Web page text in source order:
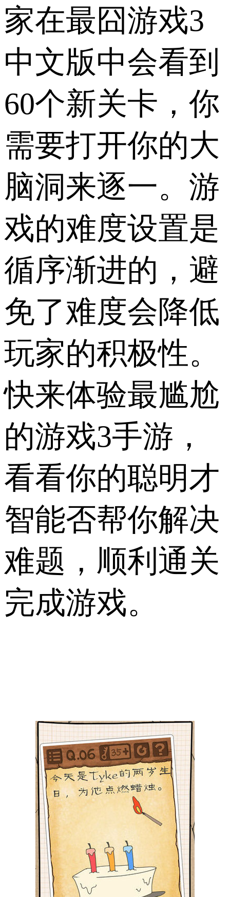
家在最囧游戏3
中文版中会看到
60个新关卡，你
需要打开你的大
脑洞来逐一。游
戏的难度设置是
循序渐进的，避
免了难度会降低
玩家的积极性。
快来体验最尴尬
的游戏3手游，
看看你的聪明才
智能否帮你解决
难题，顺利通关
完成游戏。